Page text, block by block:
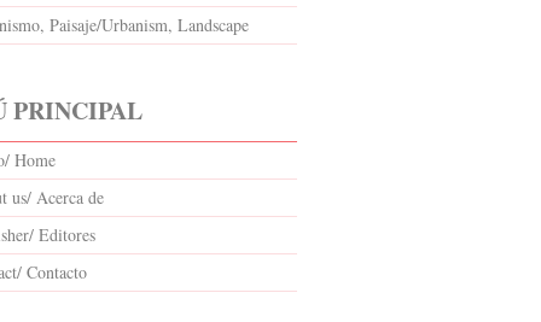
Paisaje/Urbanism, Landscape
PRINCIPAL
Home
us/ Acerca de
Editores
Contacto